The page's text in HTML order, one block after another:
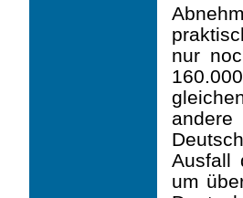
nur
Ausfall
um